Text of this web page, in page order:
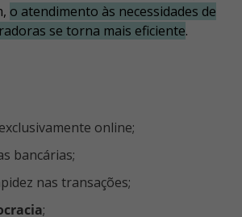
o atendimento às necessidades de
se torna mais eficiente.
online;
bancárias;
nas transações;
;